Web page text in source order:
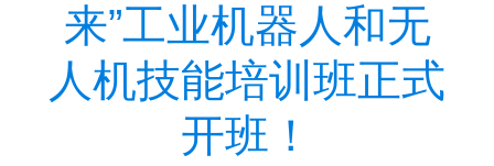
来”工业机器人和无
人机技能培训班正式
开班！